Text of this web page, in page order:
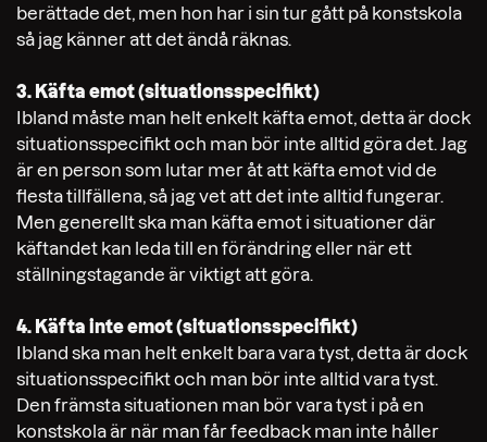
berättade det, men hon har i sin tur gått på konstskola
så jag känner att det ändå räknas.
3. Käfta emot (situationsspecifikt)
Ibland måste man helt enkelt käfta emot, detta är dock
situationsspecifikt och man bör inte alltid göra det. Jag
är en person som lutar mer åt att käfta emot vid de
flesta tillfällena, så jag vet att det inte alltid fungerar.
Men generellt ska man käfta emot i situationer där
käftandet kan leda till en förändring eller när ett
ställningstagande är viktigt att göra.
4. Käfta inte emot (situationsspecifikt)
Ibland ska man helt enkelt bara vara tyst, detta är dock
situationsspecifikt och man bör inte alltid vara tyst.
Den främsta situationen man bör vara tyst i på en
konstskola är när man får feedback man inte håller